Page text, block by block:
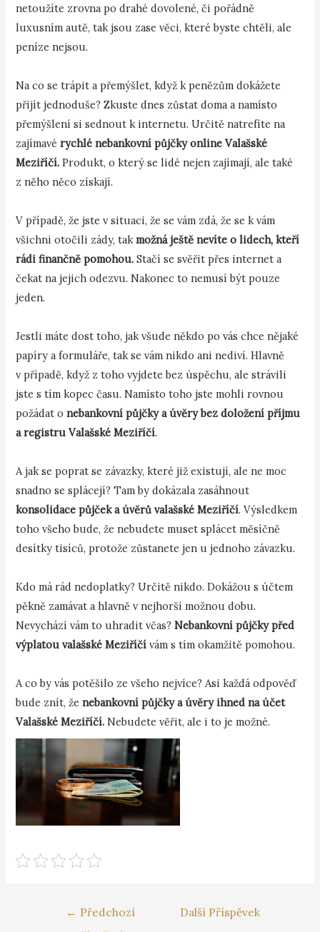
netoužíte zrovna po drahé dovolené, či pořádně
luxusním autě, tak jsou zase věci, které byste chtěli, ale
peníze nejsou.
Na co se trápit a přemýšlet, když k penězům dokážete
přijít jednoduše? Zkuste dnes zůstat doma a namísto
přemýšlení si sednout k internetu. Určitě natrefíte na
zajímavérychlé nebankovní půjčky online Valašské
Meziříčí.Produkt, o který se lidé nejen zajímají, ale také
z něho něco získají.
V případě, že jste v situaci, že se vám zdá, že se k vám
všichni otočili zády, takmožná ještě nevíte o lidech, kteří
rádi finančně pomohou. Stačí se svěřit přes internet a
čekat na jejich odezvu. Nakonec to nemusí být pouze
jeden.
Jestli máte dost toho, jak všude někdo po vás chce nějaké
papíry a formuláře, tak se vám nikdo ani nediví. Hlavně
v případě, když z toho vyjdete bez úspěchu, ale strávili
jste s tím kopec času. Namísto toho jste mohli rovnou
požádat onebankovní půjčky a úvěry bez doložení příjmu
a registru Valašské Meziříčí.
A jak se poprat se závazky, které již existují, ale ne moc
snadno se splácejí? Tam by dokázala zasáhnout
konsolidace půjček a úvěrů valašské Meziříčí. Výsledkem
toho všeho bude, že nebudete muset splácet měsíčně
desítky tisíců, protože zůstanete jen u jednoho závazku.
Kdo má rád nedoplatky? Určitě nikdo. Dokážou s účtem
pěkně zamávat a hlavně v nejhorší možnou dobu.
Nevychází vám to uhradit včas?Nebankovní půjčky před
výplatou valašské Meziříčí vám s tím okamžitě pomohou.
A co by vás potěšilo ze všeho nejvíce? Asi každá odpověď
bude znít, ženebankovní půjčky a úvěry ihned na účet
Valašské Meziříčí.Nebudete věřit, ale i to je možné.
← Předchozí
Další Příspěvek